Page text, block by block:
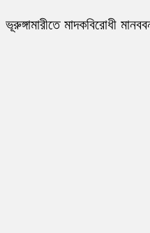
ভূরুঙ্গামারীতে মাদকবিরোধী